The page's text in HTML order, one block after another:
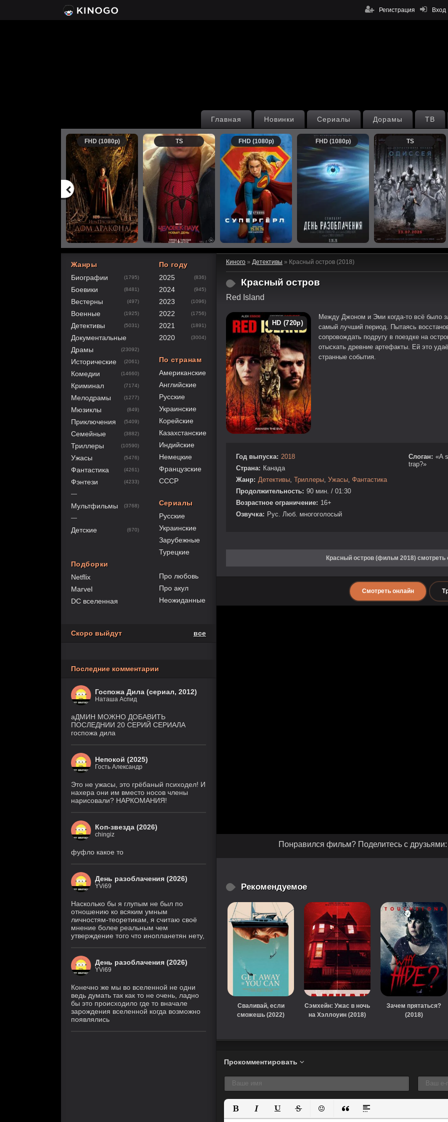
Вход
Регистрация
ТВ
Дорамы
Сериалы
Новинки
Главная
FHD (1080p) TS FHD (1080p) FHD (1080p) TS
Киного » Детективы » Красный остров (2018)
Красный остров
Red Island
80
1 2 3 4
HD (720p)
Между Джоном и Эми когда-то всё было
самый лучший период. Пытаясь
сопровождать подругу в поездке на
отыскать древние артефакты. Ей это
странные события.
Год выпуска: 2018
Страна: Канада
Жанр: Детективы Триллеры Ужасы Фантастика
Продолжительность: 90 мин. / 01:30
Возрастное ограничение: 16+
Озвучка: Рус. Люб. многоголосый
Слоган: «A
trap?»
Красный остров (фильм 2018) смотреть
Смотреть онлайн
Понравился фильм? Поделитесь с друзьями:
Рекомендуемое
Сваливай, если
сможешь (2022)
Сэмхейн: Ужас в ночь
на Хэллоуин (2018)
Зачем прятаться?
(2018)
Прокомментировать
Жанры
Биографии
(1795)
Боевики (8481)
Вестерны (497)
Военные (1925)
Детективы (5031)
Документальные
Драмы
(23092)
Исторические (2061)
Комедии (14660)
Криминал (7174)
Мелодрамы (1277)
Мюзиклы (849)
Приключения (5409)
Семейные (3882)
Триллеры (10590)
Ужасы (5476)
Фантастика (4261)
Фэнтези (4233)
—
Мультфильмы (3768)
—
Детские (670)
Подборки
Netflix
Marvel
DC вселенная
По году
2025
(836)
2024 (945)
2023 (1096)
2022 (1756)
2021 (1891)
2020 (3004)
По странам
Американские
Английские
Русские
Украинские
Корейские
Казахстанские
Индийские
Немецкие
Французские
СССР
Сериалы
Русские
Украинские
Зарубежные
Турецкие
Про любовь
Про акул
Неожиданные
Скоро выйдут все
Последние комментарии
Госпожа Дила (сериал, 2012)
Наташа Аспид
аДМИН МОЖНО ДОБАВИТЬ
ПОСЛЕДНИИ 20 СЕРИЙ СЕРИАЛА
госпожа дила
Непокой (2025)
Гость Александр
Это не ужасы, это грёбаный психодел! И
нахера они им вместо носов члены
нарисовали? НАРКОМАНИЯ!
Коп-звезда (2026)
chingiz
фуфло какое то
День разоблачения (2026)
YVi69
Насколько бы я глупым не был по
отношению ко всяким умным
личностям-теоретикам, я считаю своё
мнение более реальным чем
утверждение того что инопланетян нету,
День разоблачения (2026)
YVi69
Конечно же мы во вселенной не одни
ведь думать так как то не очень, ладно
бы это происходило где то вначале
зарождения вселенной когда возможно
появлялись